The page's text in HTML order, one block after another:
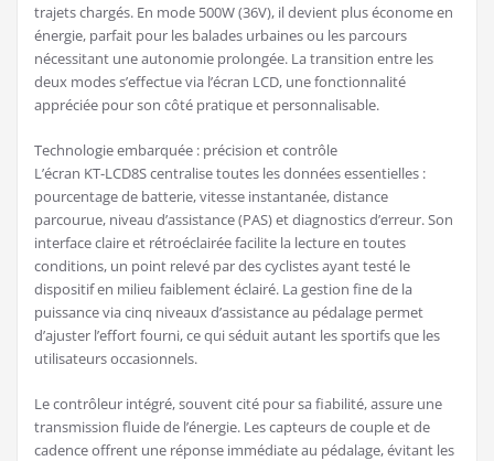
trajets chargés. En mode 500W (36V), il devient plus économe en
énergie, parfait pour les balades urbaines ou les parcours
nécessitant une autonomie prolongée. La transition entre les
deux modes s’effectue via l’écran LCD, une fonctionnalité
appréciée pour son côté pratique et personnalisable.
Technologie embarquée : précision et contrôle
L’écran KT-LCD8S centralise toutes les données essentielles :
pourcentage de batterie, vitesse instantanée, distance
parcourue, niveau d’assistance (PAS) et diagnostics d’erreur. Son
interface claire et rétroéclairée facilite la lecture en toutes
conditions, un point relevé par des cyclistes ayant testé le
dispositif en milieu faiblement éclairé. La gestion fine de la
puissance via cinq niveaux d’assistance au pédalage permet
d’ajuster l’effort fourni, ce qui séduit autant les sportifs que les
utilisateurs occasionnels.
Le contrôleur intégré, souvent cité pour sa fiabilité, assure une
transmission fluide de l’énergie. Les capteurs de couple et de
cadence offrent une réponse immédiate au pédalage, évitant les